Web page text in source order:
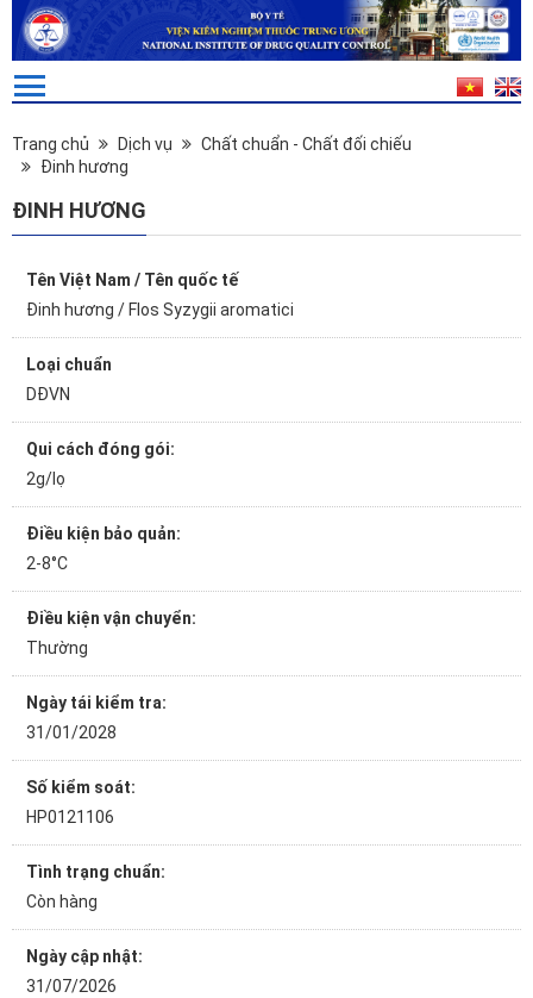
Trang chủ Dịch vụ
Chất chuẩn - Chất đối chiếu
Đinh hương
ĐINH HƯƠNG
Tên Việt Nam / Tên quốc tế
Đinh hương / Flos Syzygii aromatici
Loại chuẩn
DĐVN
Qui cách đóng gói:
2g/lọ
Điều kiện bảo quản:
2-8°C
Điều kiện vận chuyển:
Thường
Ngày tái kiểm tra:
31/01/2028
Số kiểm soát:
HP0121106
Tình trạng chuẩn:
Còn hàng
Ngày cập nhật:
31/07/2026